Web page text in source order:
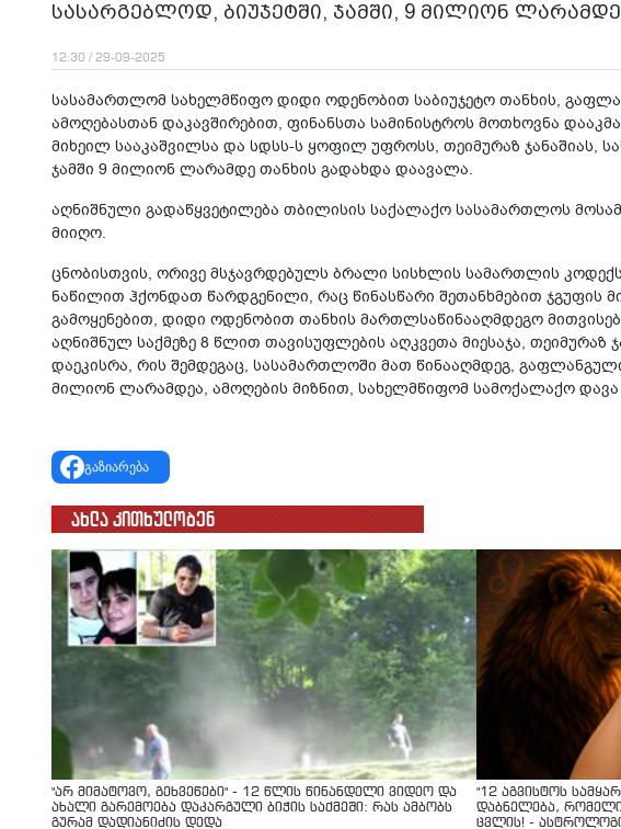
სასარგებლოდ, ბიუჯეტში, ჯამში, 9 მილიონ
12:30 / 29-09-2025
სასამართლომ სახელმწიფო დიდი ოდენობით საბიუჯეტო თანხის,
ამოღებასთან დაკავშირებით, ფინანსთა სამინისტროს მოთხოვნა
მიხეილ სააკაშვილსა და სდსს-ს ყოფილ უფროსს, თეიმურაზ ჯანაშიას,
ჯამში 9 მილიონ ლარამდე თანხის გადახდა დაავალა.
აღნიშნული გადაწყვეტილება თბილისის საქალაქო სასამართლოს
მიიღო.
ცნობისთვის, ორივე მსჯავრდებულს ბრალი სისხლის სამართლის
ნაწილით ჰქონდათ წარდგენილი, რაც წინასწარი შეთანხმებით ჯგუფის
გამოყენებით, დიდი ოდენობით თანხის მართლსაწინააღმდეგო
აღნიშნულ საქმეზე 8 წლით თავისუფლების აღკვეთა მიესაჯა, თეიმურაზ
დაეკისრა, რის შემდეგაც, სასამართლოში მათ წინააღმდეგ,
მილიონ ლარამდეა, ამოღების მიზნით, სახელმწიფომ სამოქალაქო
გაზიარება
ახლა კითხულობენ
"არ მიმატოვო, გეხვეწები" - 12 წლის წინანდელი ვიდეო და
ახალი გარემოება დაკარგული ბიჭის საქმეში: რას ამბობს
გურამ დადიანიძის დედა
"12 აგვისტოს
დაბნელება,
ცვლის! -